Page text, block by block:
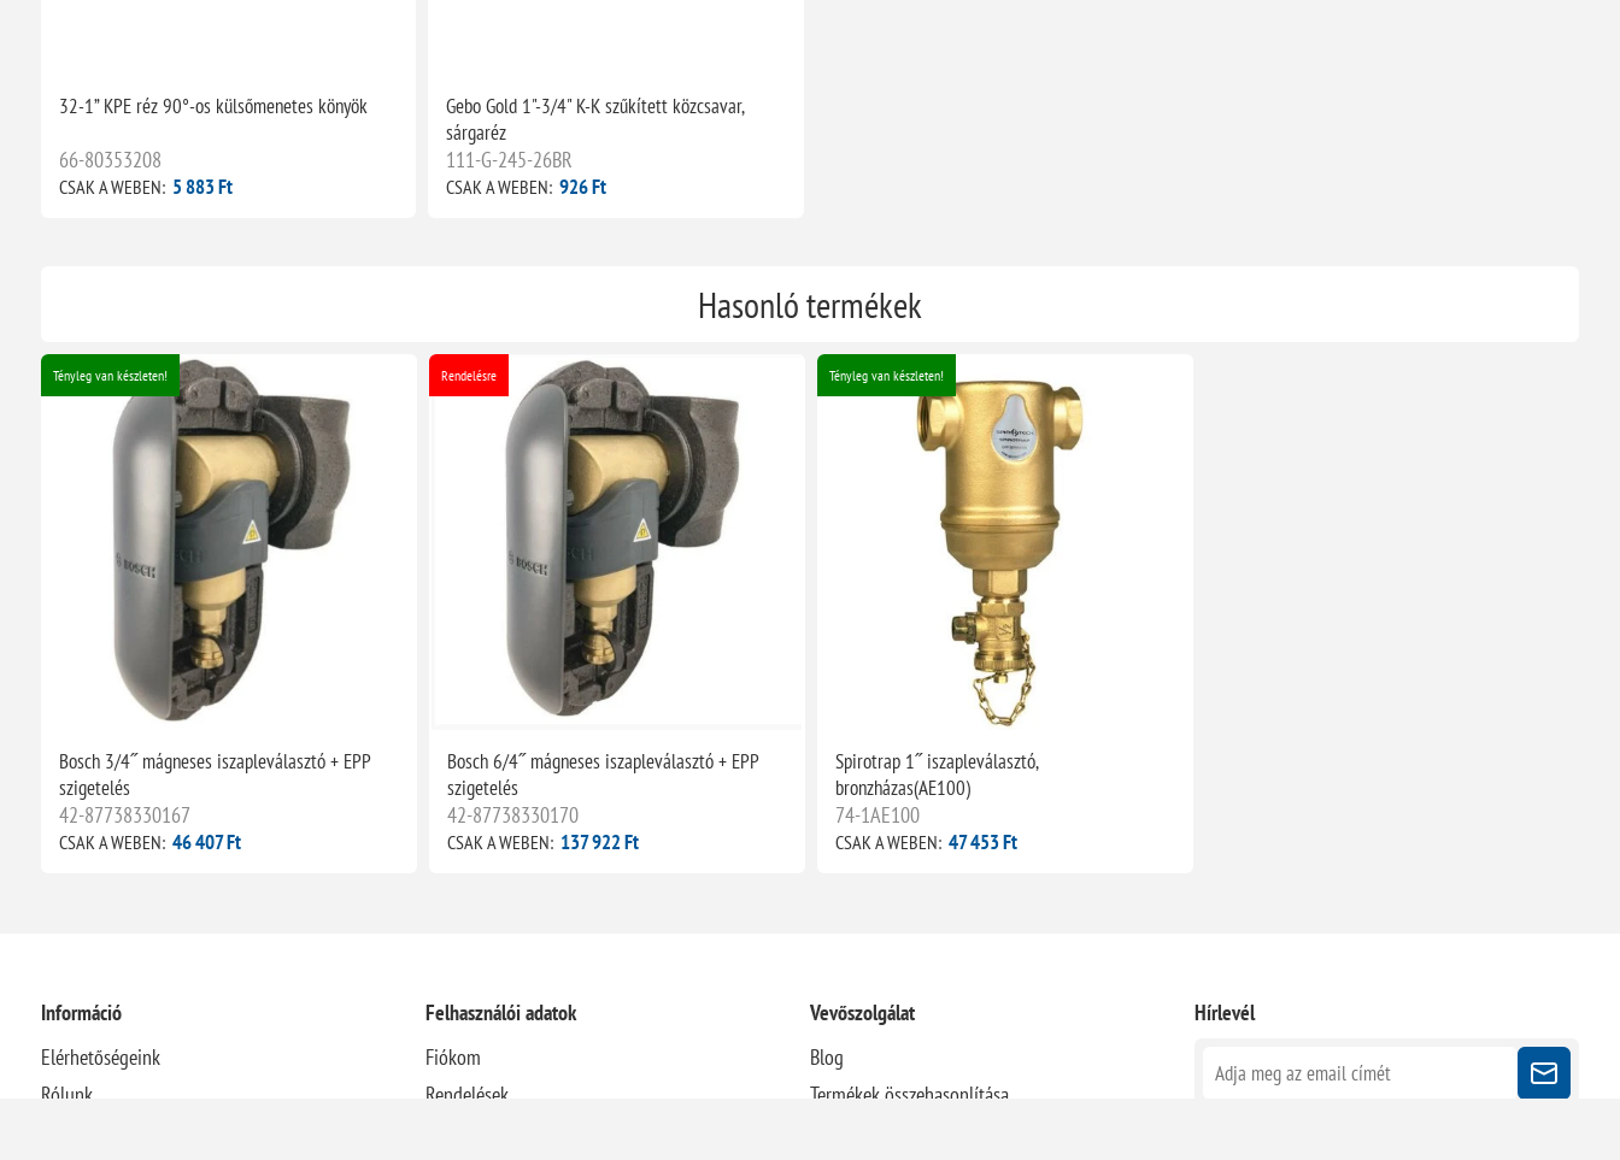
32-1” KPE réz 90°-os külsőmenetes könyök
66-80353208
CSAK A WEBEN: 5 883 Ft
Gebo Gold 1"-3/4" K-K szűkített közcsavar,
sárgaréz
111-G-245-26BR
CSAK A WEBEN: 926 Ft
Hasonló termékek
Tényleg van készleten!
Bosch 3/4˝ mágneses iszapleválasztó + EPP
szigetelés
42-87738330167
CSAK A WEBEN: 46 407 Ft
Rendelésre
Bosch 6/4˝ mágneses iszapleválasztó + EPP
szigetelés
42-87738330170
CSAK A WEBEN: 137 922 Ft
Tényleg van készleten!
Spirotrap 1˝ iszapleválasztó,
bronzházas(AE100)
74-1AE100
CSAK A WEBEN: 47 453 Ft
Információ
Elérhetőségeink
Rólunk
Felhasználói adatok
Fiókom
Rendelések
Vevőszolgálat
Blog
Termékek összehasonlítása
Hírlevél